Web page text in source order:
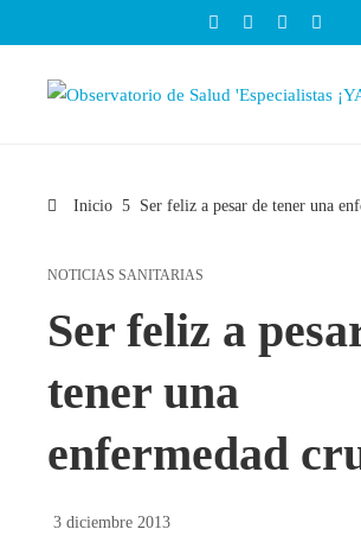
Inicio Ser feliz a pesar de tener una
NOTICIAS SANITARIAS
Ser feliz a
tener una
enfermedad
3 diciembre 2013